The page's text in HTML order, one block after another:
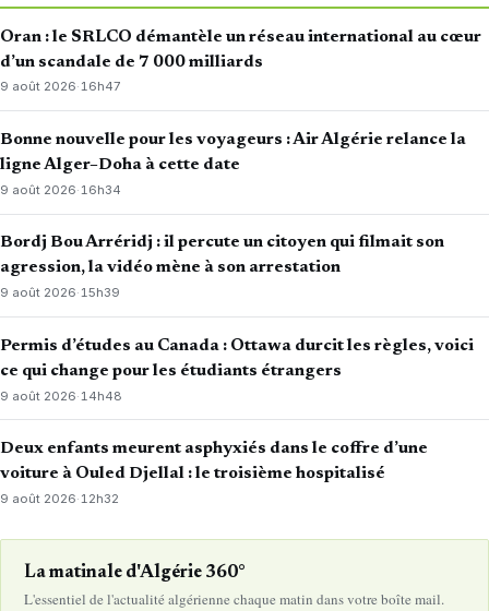
Oran : le SRLCO démantèle un réseau international au cœur
d’un scandale de 7 000 milliards
9 août 2026·16h47
Bonne nouvelle pour les voyageurs : Air Algérie relance la
ligne Alger–Doha à cette date
9 août 2026· 16h34
Bordj Bou Arréridj : il percute un citoyen qui filmait son
agression, la vidéo mène à son arrestation
9 août 2026·15h39
Permis d’études au Canada : Ottawa durcit les règles, voici
ce qui change pour les étudiants étrangers
9 août 2026· 14h48
Deux enfants meurent asphyxiés dans le coffre d’une
voiture à Ouled Djellal : le troisième hospitalisé
9 août 2026·12h32
La matinale d'Algérie 360°
L'essentiel de l'actualité algérienne chaque matin dans votre boîte mail.